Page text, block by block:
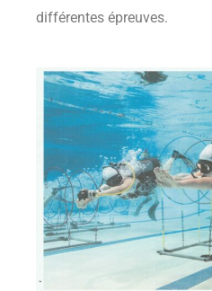
différentes épreuves.